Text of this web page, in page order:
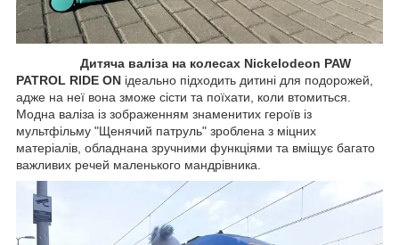
Дитяча валіза на колесах Nickelodeon PAW
PATROL RIDE ON ідеально підходить дитині для подорожей,
адже на неї вона зможе сісти та поїхати, коли втомиться.
Модна валіза із зображенням знаменитих героїв із
мультфільму "Щенячий патруль" зроблена з міцних
матеріалів, обладнана зручними функціями та вміщує багато
важливих речей маленького мандрівника.